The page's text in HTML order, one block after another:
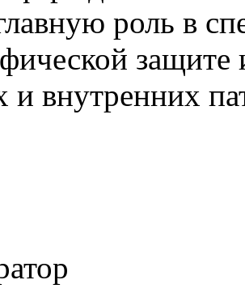
роль в
внутренних